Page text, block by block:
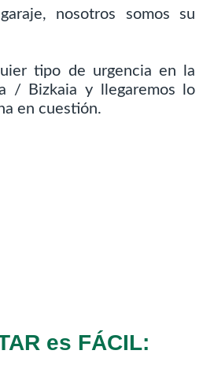
nosotros somos su
tipo de urgencia en la
/ Bizkaia y llegaremos lo
en cuestión.
es FÁCIL: